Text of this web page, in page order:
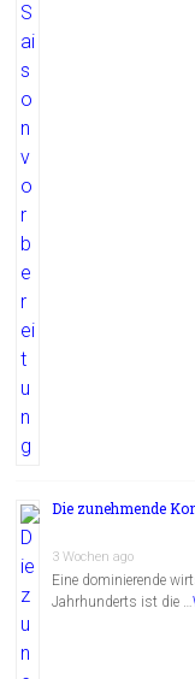
Die zunehmende
3 Wochen ago
Eine dominierende
Jahrhunderts ist die …